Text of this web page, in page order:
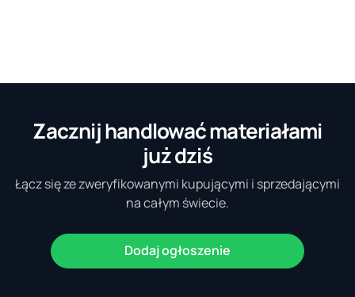
Zacznij handlować materiałami
już dziś
Łącz się ze zweryfikowanymi kupującymi i sprzedającymi
na całym świecie.
Dodaj ogłoszenie